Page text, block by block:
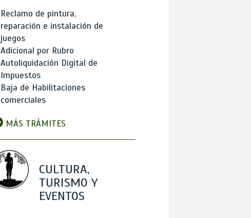
Reclamo de pintura,
reparación e instalación de
juegos
Adicional por Rubro
Autoliquidación Digital de
Impuestos
Baja de Habilitaciones
comerciales
MÁS TRÁMITES
CULTURA,
TURISMO Y
EVENTOS